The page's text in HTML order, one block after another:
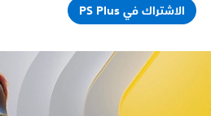
الاشتراك في PS Plus